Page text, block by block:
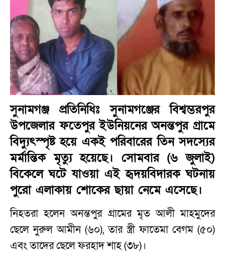
সুনামগঞ্জ প্রতিনিধিঃ সুনামগঞ্জের বিশ্বম্ভরপুর
উপজেলার ফতেপুর ইউনিয়নের অনন্তপুর গ্রামে
বিদ্যুৎস্পৃষ্ট হয়ে একই পরিবারের তিন সদস্যের
মর্মান্তিক মৃত্যু হয়েছে। সোমবার (৬ জুলাই)
বিকেলে ঘটে যাওয়া এই হৃদয়বিদারক ঘটনায়
পুরো এলাকায় শোকের ছায়া নেমে এসেছে।
নিহতরা হলেন অনন্তপুর গ্রামের মৃত আলী মাহমুদের
ছেলে নুরুল আমীন (৬০), তার স্ত্রী ফাতেমা বেগম (৫০)
এবং তাদের ছেলে ফরহাদ শাহ (৩৮)।